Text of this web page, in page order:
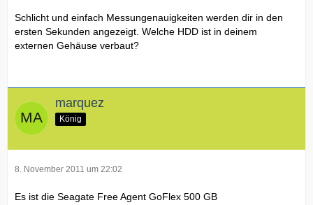
Schlicht und einfach Messungenauigkeiten werden dir in den
ersten Sekunden angezeigt. Welche HDD ist in deinem
externen Gehäuse verbaut?
marquez
König
8. November 2011 um 22:02
Es ist die Seagate Free Agent GoFlex 500 GB